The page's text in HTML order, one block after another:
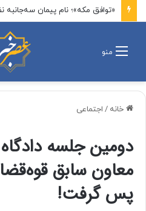
«توافق مکه»؛ نام پیمان سه‌جانبه
منو
خانه / اجتماعی
دومین جلسه
معاون سابق
پس گرفت!